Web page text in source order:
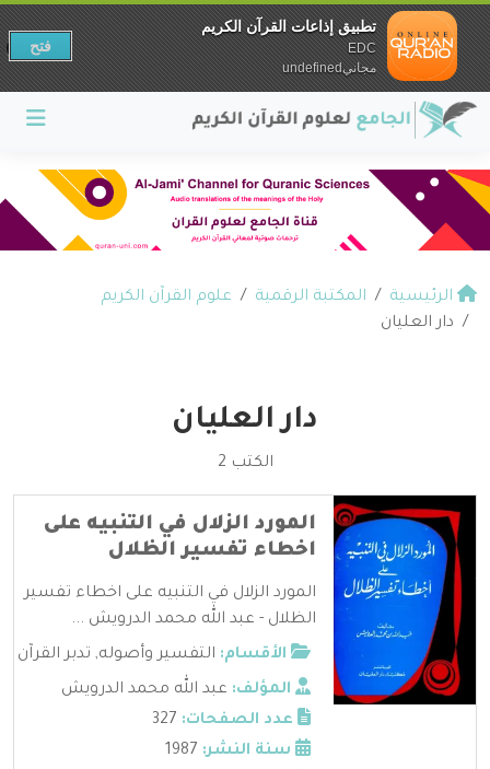
الرئيسية المكتبة الرقمية
علوم القرآن الكريم
دار العليان
دار العليان
الكتب 2
المورد الزلال في التنبيه على
اخطاء تفسير الظلال
المورد الزلال في التنبيه على اخطاء تفسير
الظلال - عبد الله محمد الدرويش ...
الأقسام: التفسير وأصوله, تدبر القرآن
المؤلف: عبد الله محمد الدرويش
عدد الصفحات:
سنة النشر:
تطبيق إذاعات القرآن الكريم
EDC
مجانيundefined
فتح